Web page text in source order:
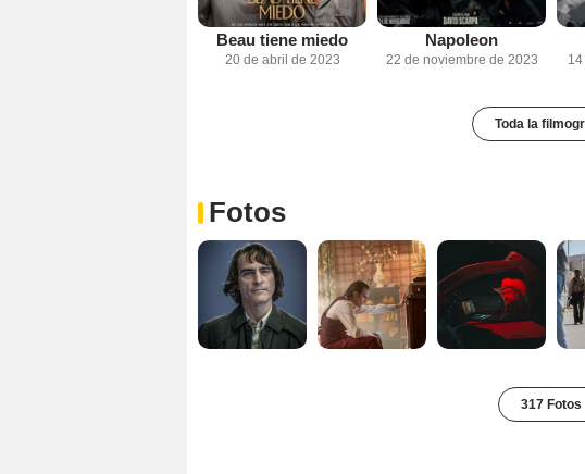
Beau tiene miedo
20 de abril de 2023
Napoleon
22 de noviembre de 2023
Toda la
Fotos
317 Fotos